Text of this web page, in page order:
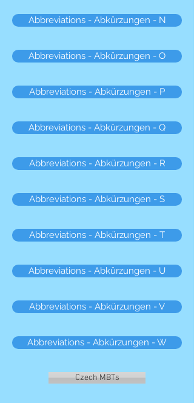
Abbreviations - Abkürzungen - N
Abbreviations - Abkürzungen - O
Abbreviations - Abkürzungen - P
Abbreviations - Abkürzungen - Q
Abbreviations - Abkürzungen - R
Abbreviations - Abkürzungen - S
Abbreviations - Abkürzungen - T
Abbreviations - Abkürzungen - U
Abbreviations - Abkürzungen - V
Abbreviations - Abkürzungen - W
Czech MBTs